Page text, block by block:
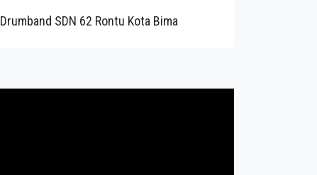
Drumband SDN 62 Rontu Kota Bima